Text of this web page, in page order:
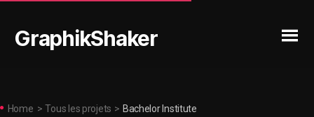
GraphikShaker
Home > Tous les projets > Bachelor Institute